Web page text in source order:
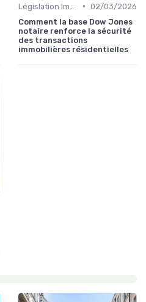
• 02/03/2026
Comment la base Dow Jones
notaire renforce la sécurité
des transactions
immobilières résidentielles